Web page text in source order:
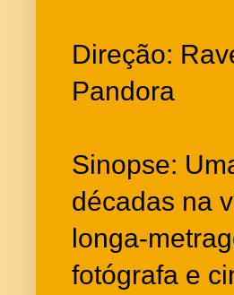
Direção:
Pandora
Sinopse:
décadas na
longa-
fotógrafa e